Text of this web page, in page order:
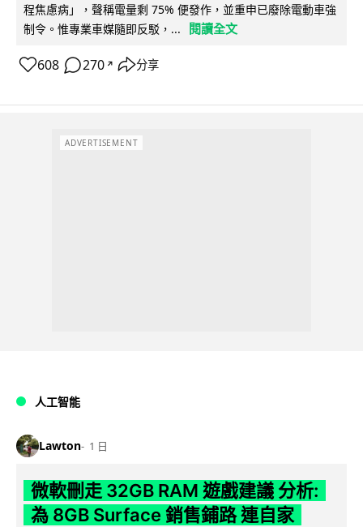
程焦慮病」，聲稱電量剩 75% 便發作，並重申已廢除電動車強
制令。惟專業車媒隨即反駁，...
閱讀全文
608 270 ↗ 分享
ADVERTISEMENT
人工智能
Lawton 1 日
微軟刪走 32GB RAM 遊戲建議 分析:
為 8GB Surface 銷售鋪路 連自家